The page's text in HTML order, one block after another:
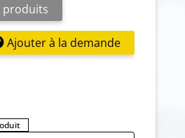
produits
Ajouter à la demande